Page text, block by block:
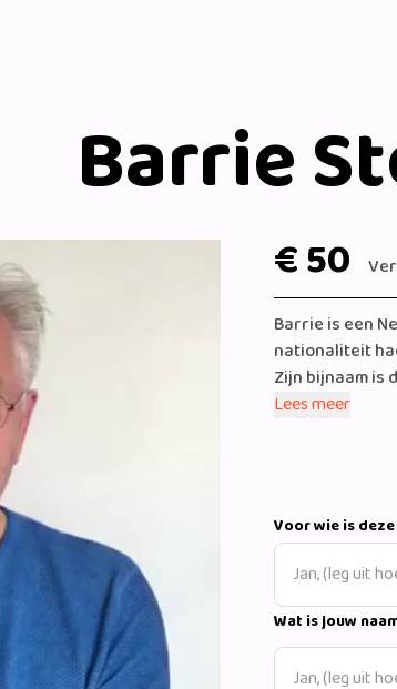
Barrie
€ 50
Barrie is een
nationaliteit
Zijn bijnaam is
samen met
door Midden-
Lees meer
Voor wie is
Wat is jouw